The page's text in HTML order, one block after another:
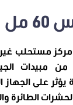
مل
مستحلب
من مبيدات
يؤثر على
الطائرة